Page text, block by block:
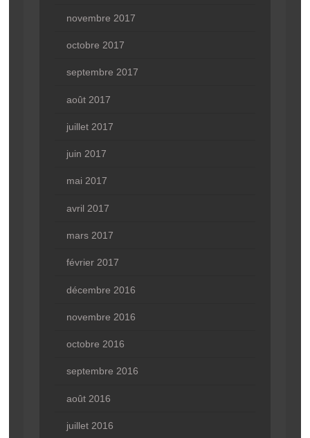
novembre 2017
octobre 2017
septembre 2017
août 2017
juillet 2017
juin 2017
mai 2017
avril 2017
mars 2017
février 2017
décembre 2016
novembre 2016
octobre 2016
septembre 2016
août 2016
juillet 2016